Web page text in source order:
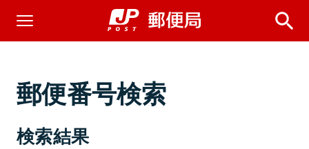
郵便番号検索
検索結果